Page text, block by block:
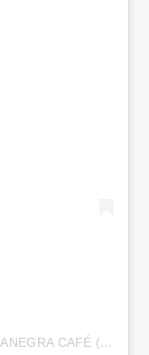
Una publicación compartida por ALMANEGRA CAFÉ (@almanegracafe)